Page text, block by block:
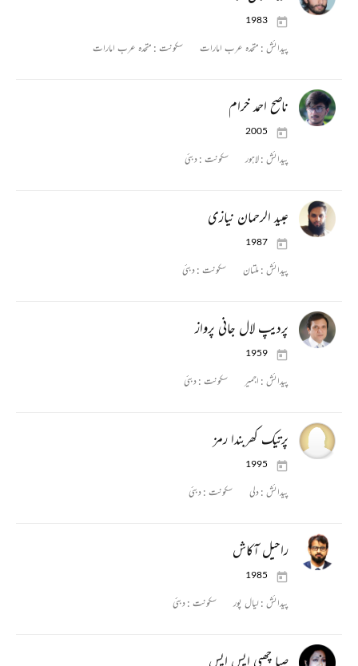
1983
پیدائش : متحدہ عرب امارات سکونت : متحدہ عرب امارات
ناصح احمد خرام
2005
پیدائش :لاہور سکونت :دبئی
عبید الرحمان نیازی
1987
پیدائش :ملتان سکونت :دبئی
پردیپ لال جانی پرواز
1959
پیدائش : اجمیر سکونت :دبئی
پرتیک کھربندا رمز
1995
پیدائش :دلی سکونت :دبئی
راحیل آکاش
1985
پیدائش : لیال پور سکونت :دبئی
صبا چھبی ایس ایس